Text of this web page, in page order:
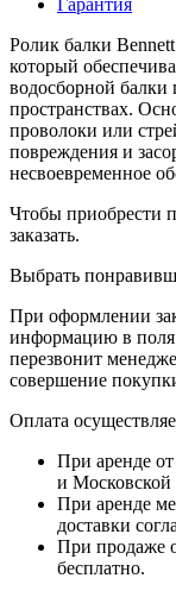
Гарантия
Ролик балки
который
водосборной балки
пространствах.
проволоки или
повреждения и
несвоевременное
Чтобы приобрести
заказать.
Выбрать
При оформлении
информацию в
перезвонит
совершение
Оплата
При аренде
и Московской
При аренде
доставки
При продаже
бесплатно.